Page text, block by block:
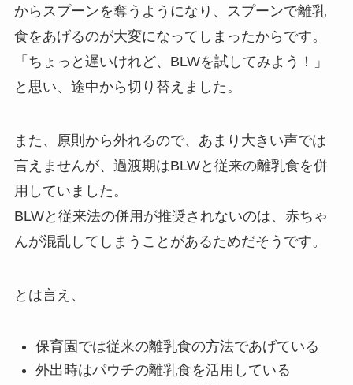
からスプーンを奪うようになり、スプーンで離乳
食をあげるのが大変になってしまったからです。
「ちょっと遅いけれど、BLWを試してみよう！」
と思い、途中から切り替えました。
また、原則から外れるので、あまり大きい声では
言えませんが、 過渡期はBLWと従来の離乳食を併
用していました 。
BLWと従来法の併用が推奨されないのは、赤ちゃ
んが混乱してしまうことがあるためだそうです。
とは言え、
保育園では従来の離乳食の方法であげている
外出時はパウチの離乳食を活用している